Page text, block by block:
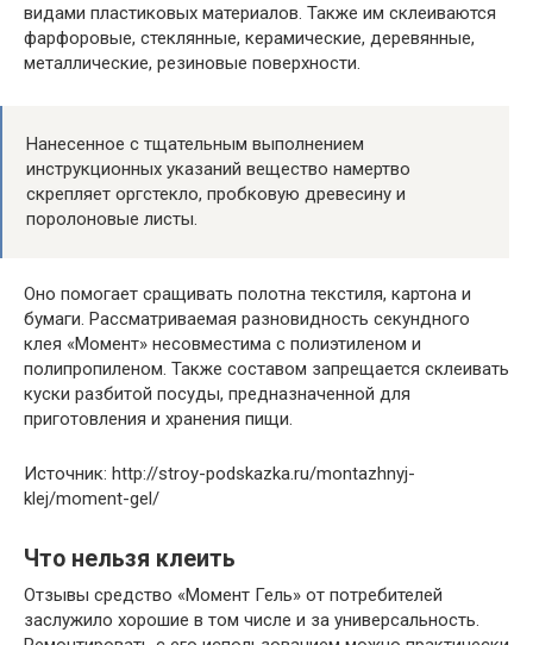
видами пластиковых материалов. Также им склеиваются
фарфоровые, стеклянные, керамические, деревянные,
металлические, резиновые поверхности.
Нанесенное с тщательным выполнением
инструкционных указаний вещество намертво
скрепляет оргстекло, пробковую древесину и
поролоновые листы.
Оно помогает сращивать полотна текстиля, картона и
бумаги. Рассматриваемая разновидность секундного
клея «Момент» несовместима с полиэтиленом и
полипропиленом. Также составом запрещается склеивать
куски разбитой посуды, предназначенной для
приготовления и хранения пищи.
Источник: http://stroy-podskazka.ru/montazhnyj-
klej/moment-gel/
Что нельзя клеить
Отзывы средство «Момент Гель» от потребителей
заслужило хорошие в том числе и за универсальность.